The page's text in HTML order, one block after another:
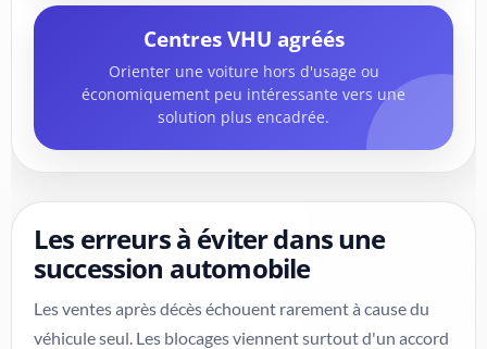
Centres VHU agréés
Orienter une voiture hors d'usage ou
économiquement peu intéressante vers une
solution plus encadrée.
Les erreurs à éviter dans une
succession automobile
Les ventes après décès échouent rarement à cause du
véhicule seul. Les blocages viennent surtout d'un accord